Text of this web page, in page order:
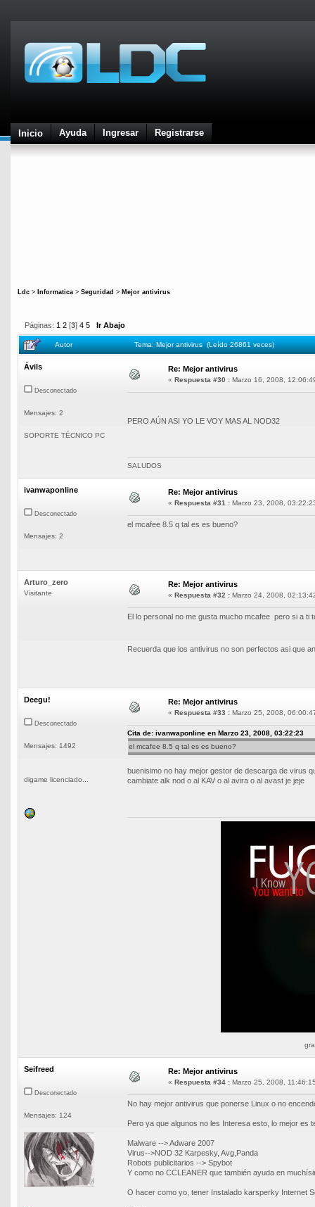
Inicio Ayuda Ingresar Registrarse
Ldc > Informatica > Seguridad > Mejor antivirus
Páginas: 1 2 [3] 4 5 Ir Abajo
Autor Tema: Mejor antivirus (Leído 26861 veces)
Ávils
Desconectado
Mensajes: 2
SOPORTE TÉCNICO PC
Re: Mejor antivirus
« Respuesta #30 : Marzo 16, 2008,
PERO AÚN ASI YO LE VOY MAS AL NOD32
SALUDOS
ivanwaponline
Desconectado
Mensajes: 2
Re: Mejor antivirus
« Respuesta #31 : Marzo 23, 2008,
el mcafee 8.5 q tal es es bueno?
Arturo_zero
Visitante
Re: Mejor antivirus
« Respuesta #32 : Marzo 24, 2008,
El lo personal no me gusta mucho mcafee pero si a ti
Recuerda que los antivirus no son perfectos asi que
Deegu!
Desconectado
Mensajes: 1492
digame licenciado...
Re: Mejor antivirus
« Respuesta #33 : Marzo 25, 2008,
Cita de: ivanwaponline en Marzo 23, 2008, 03:22:23
el mcafee 8.5 q tal es es bueno?
buenisimo no hay mejor gestor de descarga de virus
cambiate alk nod o al KAV o al avira o al avast je jeje
Seifreed
Desconectado
Mensajes: 124
Re: Mejor antivirus
« Respuesta #34 : Marzo 25, 2008,
No hay mejor antivirus que ponerse Linux o no
Pero ya que algunos no les Interesa esto, lo mejor es
Malware --> Adware 2007
Virus-->NOD 32 Karpesky, Avg,Panda
Robots publicitarios --> Spybot
Y como no CCLEANER que también ayuda en
O hacer como yo, tener Instalado karsperky Internet